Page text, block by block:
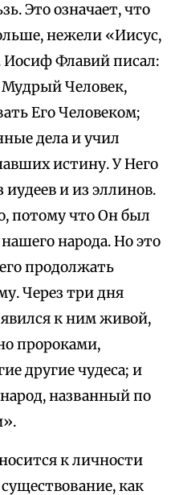
Это означает, что
нежели «Иисус,
Флавий писал:
Человек,
Его Человеком;
дела и учил
истину. У Него
и из эллинов.
потому что Он был
народа. Но это
продолжать
Через три дня
к ним живой,
пророками,
другие чудеса; и
названный по
к личности
как